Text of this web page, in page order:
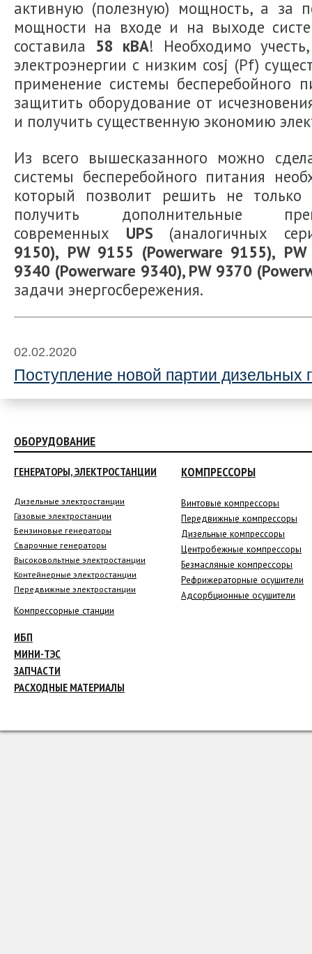
активную (полезную) мощность, а за
мощности на входе и на выходе
составила 58 кВА! Необходимо
электроэнергии с низким cosj (Pf)
применение системы бесперебойного
защитить оборудование от
и получить существенную экономию
Из всего вышесказанного можно
системы бесперебойного питания
который позволит решить не
получить дополнительные
современных UPS (аналогичных
9150), PW 9155 (Powerware 9155),
9340 (Powerware 9340), PW 9370
задачи энергосбережения.
02.02.2020
Поступление новой партии дизельных
ОБОРУДОВАНИЕ
ГЕНЕРАТОРЫ, ЭЛЕКТРОСТАНЦИИ
Дизельные электростанции
Газовые электростанции
Бензиновые генераторы
Сварочные генераторы
Высоковольтные электростанции
Контейнерные электростанции
Передвижные электростанции
КОМПРЕССОРЫ
Винтовые компрессоры
Передвижные компрессоры
Дизельные компрессоры
Центробежные компрессоры
Безмасляные компрессоры
Рефрижераторные осушители
Адсорбционные осушители
Компрессорные станции
ИБП
МИНИ-ТЭС
ЗАПЧАСТИ
РАСХОДНЫЕ МАТЕРИАЛЫ